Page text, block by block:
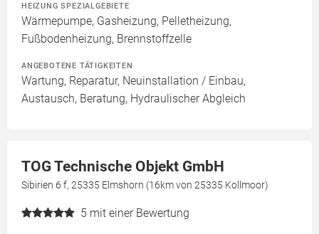
HEIZUNG SPEZIALGEBIETE
Wärmepumpe, Gasheizung, Pelletheizung,
Fußbodenheizung, Brennstoffzelle
ANGEBOTENE TÄTIGKEITEN
Wartung, Reparatur, Neuinstallation / Einbau,
Austausch, Beratung, Hydraulischer Abgleich
TOG Technische Objekt GmbH
Sibirien 6 f, 25335 Elmshorn (16km von 25335 Kollmoor)
5 mit einer Bewertung